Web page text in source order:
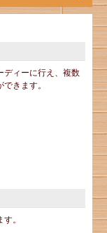
ディーに行え、複数
きます。
。